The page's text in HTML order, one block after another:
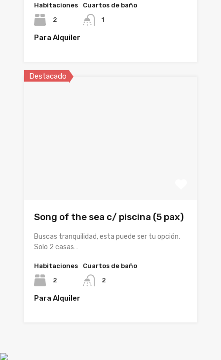
Habitaciones
2
Cuartos de baño
1
Para Alquiler
Destacado
Song of the sea c/ piscina (5 pax)
Buscas tranquilidad, esta puede ser tu opción.
Solo 2 casas…
Habitaciones
2
Cuartos de baño
2
Para Alquiler